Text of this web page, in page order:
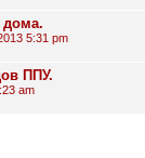
дома.
5:31 pm
ППУ.
am